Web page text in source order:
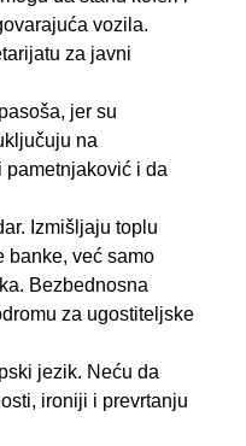
vozila.
za javni
jer su
na
pametnjaković i da
Izmišljaju toplu
banke, već samo
Bezbednosna
za ugostiteljske
jezik. Neću da
ironiji i prevrtanju